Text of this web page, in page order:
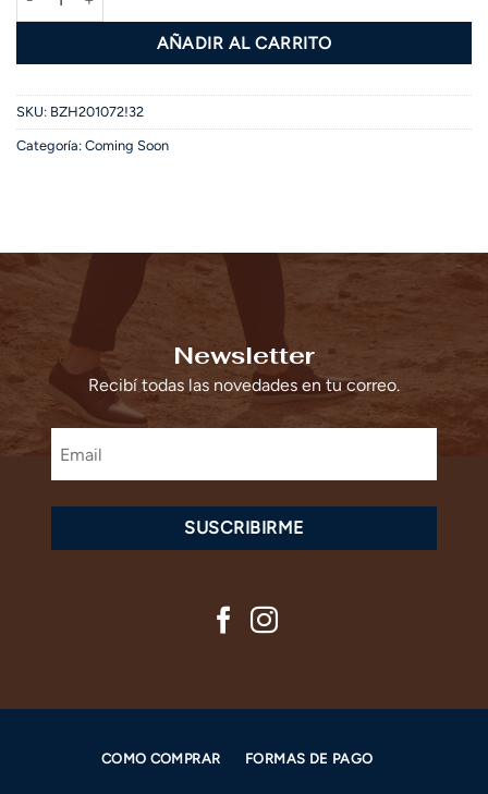
AÑADIR AL CARRITO
SKU: BZH201072!32
Categoría: Coming Soon
Newsletter
Recibí todas las novedades en tu correo.
SUSCRIBIRME
COMO COMPRAR FORMAS DE PAGO